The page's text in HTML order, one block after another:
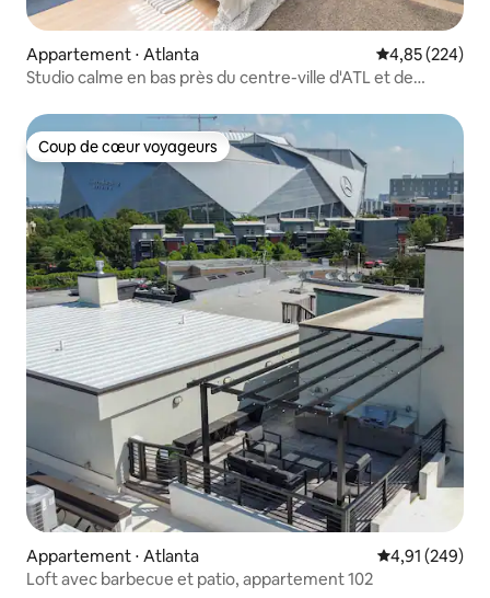
Appartement ⋅ Atlanta Évaluation
4,85 (224)
Studio calme en bas près du centre-ville d'ATL et de
Coup de cœur voyageurs
Coup de cœur voyageurs
Appartement ⋅ Atlanta Évaluation
4,91 (249)
Loft avec barbecue et patio, appartement 102